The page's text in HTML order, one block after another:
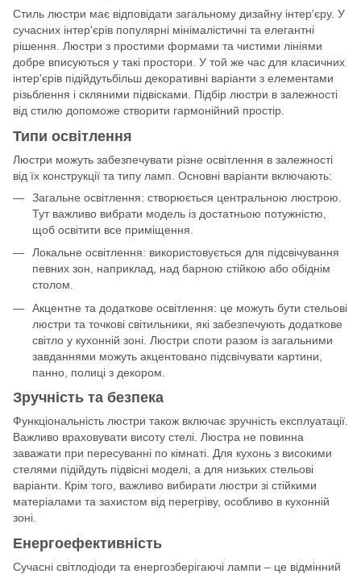
Стиль люстри має відповідати загальному дизайну інтер'єру. У
сучасних інтер'єрів популярні мінімалістичні та елегантні
рішення. Люстри з простими формами та чистими лініями
добре вписуються у такі простори. У той же час для класичних
інтер'єрів підійдутьбільш декоративні варіанти з елементами
різьблення і скляними підвісками. Підбір люстри в залежності
від стилю допоможе створити гармонійний простір.
Типи освітлення
Люстри можуть забезпечувати різне освітлення в залежності
від їх конструкції та типу ламп. Основні варіанти включають:
Загальне освітлення: створюється центральною люстрою.
Тут важливо вибрати модель із достатньою потужністю,
щоб освітити все приміщення.
Локальне освітлення: використовується для підсвічування
певних зон, наприклад, над барною стійкою або обіднім
столом.
Акцентне та додаткове освітлення: це можуть бути стельові
люстри та точкові світильники, які забезпечують додаткове
світло у кухонній зоні. Люстри споти разом із загальними
завданнями можуть акцентовано підсвічувати картини,
панно, полиці з декором.
Зручність та безпека
Функціональність люстри також включає зручність експлуатації.
Важливо враховувати висоту стелі. Люстра не повинна
заважати при пересуванні по кімнаті. Для кухонь з високими
стелями підійдуть підвісні моделі, а для низьких стельові
варіанти. Крім того, важливо вибирати люстри зі стійкими
матеріалами та захистом від перегріву, особливо в кухонній
зоні.
Енергоефективність
Сучасні світлодіоди та енергозберігаючі лампи – це відмінний